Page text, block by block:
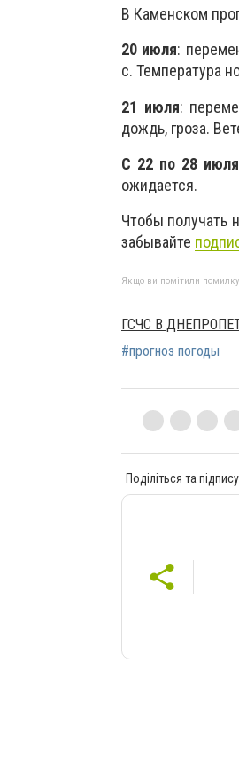
В Каменском
20 июля:
с. Температура
21 июля:
дождь, гроза.
С 22 по 28 июля
ожидается.
Чтобы получать
забывайте
Якщо ви помітили помилку,
ГСЧС В
#прогноз погоды
Поділіться та